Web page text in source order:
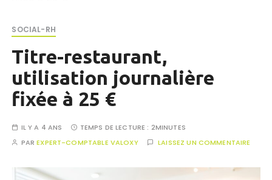
SOCIAL-RH
Titre-restaurant,
utilisation journalière
fixée à 25 €
IL Y A 4 ANS TEMPS DE LECTURE : 2MINUTES
PAREXPERT-COMPTABLE VALOXY LAISSEZ UN COMMENTAIRE